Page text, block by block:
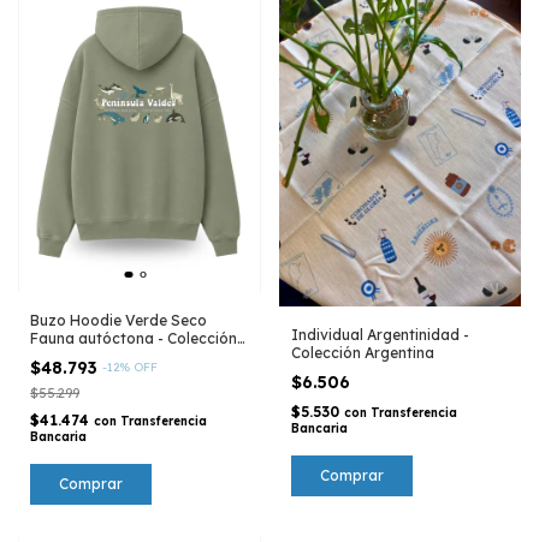
Buzo Hoodie Verde Seco
Fauna autóctona - Colección
Península Valdés
$48.793 -12% OFF
$55.299
$41.474 con Transferencia
Bancaria
Comprar
Individual Argentinidad -
Colección Argentina
$6.506
$5.530 con Transferencia
Bancaria